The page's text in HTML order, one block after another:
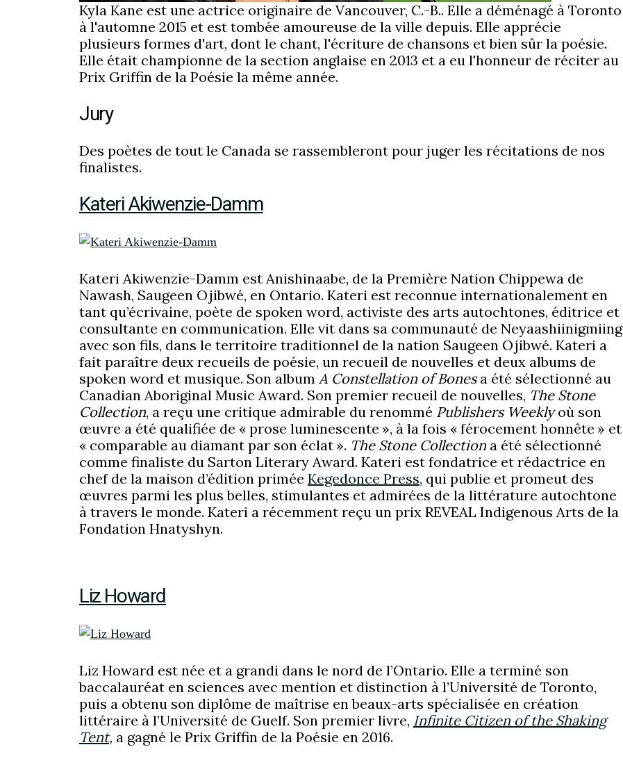
Kyla Kane est une actrice originaire de Vancouver, C.-B.. Elle a déménagé à Toronto
à l'automne 2015 et est tombée amoureuse de la ville depuis. Elle apprécie
plusieurs formes d'art, dont le chant, l'écriture de chansons et bien sûr la poésie.
Elle était championne de la section anglaise en 2013 et a eu l'honneur de réciter au
Prix Griffin de la Poésie la même année.
Jury
Des poètes de tout le Canada se rassembleront pour juger les récitations de nos
finalistes.
Kateri Akiwenzie-Damm
Kateri Akiwenzie-Damm est Anishinaabe, de la Première Nation Chippewa de
Nawash, Saugeen Ojibwé, en Ontario. Kateri est reconnue internationalement en
tant qu’écrivaine, poète de spoken word, activiste des arts autochtones, éditrice et
consultante en communication. Elle vit dans sa communauté de Neyaashiinigmiing
avec son fils, dans le territoire traditionnel de la nation Saugeen Ojibwé. Kateri a
fait paraître deux recueils de poésie, un recueil de nouvelles et deux albums de
spoken word et musique. Son album A Constellation of Bonesa été sélectionné au
Canadian Aboriginal Music Award. Son premier recueil de nouvelles, The Stone
Collection, a reçu une critique admirable du renommé Publishers Weeklyoù son
œuvre a été qualifiée de « prose luminescente », à la fois « férocement honnête » et
« comparable au diamant par son éclat ». The Stone Collection a été sélectionné
comme finaliste du Sarton Literary Award. Kateri est fondatrice et rédactrice en
chef de la maison d’édition primée Kegedonce Press, qui publie et promeut des
œuvres parmi les plus belles, stimulantes et admirées de la littérature autochtone
à travers le monde. Kateri a récemment reçu un prix REVEAL Indigenous Arts de la
Fondation Hnatyshyn.
Liz Howard
Liz Howard est née et a grandi dans le nord de l’Ontario. Elle a terminé son
baccalauréat en sciences avec mention et distinction à l’Université de Toronto,
puis a obtenu son diplôme de maîtrise en beaux-arts spécialisée en création
littéraire à l’Université de Guelf. Son premier livre, Infinite Citizen of the Shaking
Tent, a gagné le Prix Griffin de la Poésie en 2016.